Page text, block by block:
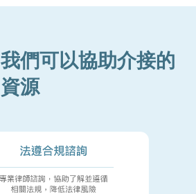
我們可以協助介接的
資源